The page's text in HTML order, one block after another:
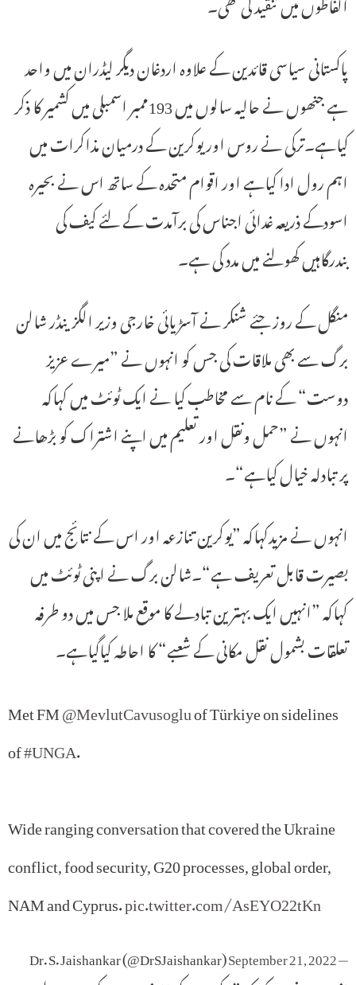
پاکستانی سیاسی قائدین کے علاوہ اردغان دیگر لیڈران میں واحد
ہے جنھوں نے حالیہ سالوں میں 193ممبر اسمبلی میں کشمیر کا ذکر
کیاہے۔ترکی نے روس اور یوکرین کے درمیان مذاکرات میں
اہم رول ادا کیاہے اور اقوام متحدہ کے ساتھ اس نے بحیرہ
اسودکے ذریعہ غدائی اجناس کی برآمدت کے لئے کیف کی
بندرگاہیں کھولنے میں مدد کی ہے۔
منگل کے روز جئے شنکر نے آسڑیائی خارجی وزیر الگزینڈر شالن
برگ سے بھی ملاقات کی جس کو انہوں نے ”میرے عزیز
دوست“ کے نام سے مخاطب کیا نے ایک ٹوئٹ میں کہاکہ
انہوں نے ”حمل ونقل اور تعلیم میں اپنے اشتراک کو بڑھانے
پر تبادلہ خیال کیاہے“۔
انہوں نے مزیدکہاکہ ”یوکرین تنازعہ اور اس کے نتائج میں ان کی
بصیرت قابل تعریف ہے“۔شالن برگ نے اپنی ٹوئٹ میں
کہاکہ ”انہیں ایک بہترین تبادلے کا موقع ملا جس میں دو طرفہ
تعلقات بشمول نقل مکانی کے شعبے“ کا احاطہ کیاگیاہے۔
Met FM@MevlutCavusogluof Türkiye on sidelines
of#UNGA.
Wide ranging conversation that covered the Ukraine
conflict, food security, G20 processes, global order,
NAM and Cyprus.pic.twitter.com/AsEYO22tKn
— Dr. S. Jaishankar (@DrSJaishankar)
September 21, 2022